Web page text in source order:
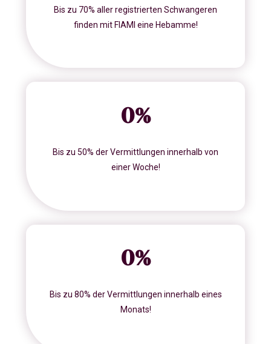
Bis zu 70% aller registrierten Schwangeren
finden mit FIAMI eine Hebamme!
0%
Bis zu 50% der Vermittlungen innerhalb von
einer Woche!
0%
Bis zu 80% der Vermittlungen innerhalb eines
Monats!